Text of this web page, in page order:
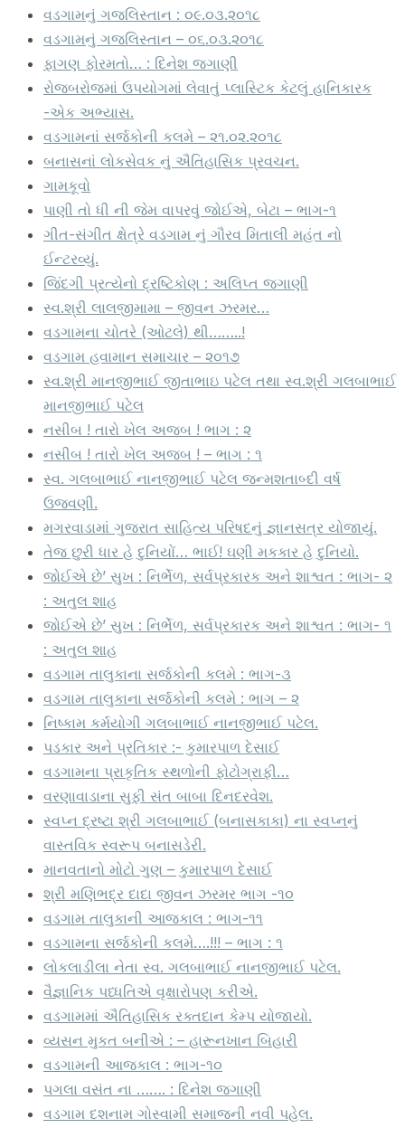
વડગામનું ગજલિસ્તાન : ૦૯.૦૩.૨૦૧૮
વડગામનું ગજલિસ્તાન – ૦૬.૦૩.૨૦૧૮
ફાગણ ફોરમતો… : દિનેશ જગાણી
રોજબરોજમાં ઉપયોગમાં લેવાતું પ્લાસ્ટિક કેટલું હાનિકારક
-એક અભ્યાસ.
વડગામનાં સર્જકોની કલમે – ૨૧.૦૨.૨૦૧૮
બનાસનાં લોકસેવક નું ઐતિહાસિક પ્રવચન.
ગામકૂવો
પાણી તો ધી ની જેમ વાપરવું જોઈએ, બેટા – ભાગ-૧
ગીત-સંગીત ક્ષેત્રે વડગામ નું ગૌરવ મિતાલી મહંત નો
ઈન્ટરવ્યું.
જિંદગી પ્રત્યેનો દ્રષ્ટિકોણ : અલિપ્ત જગાણી
સ્વ.શ્રી લાલજીમામા – જીવન ઝરમર…
વડગામના ચોતરે (ઓટલે) થી……..!
વડગામ હવામાન સમાચાર – ૨૦૧૭
સ્વ.શ્રી માનજીભાઈ જીતાભાઇ પટેલ તથા સ્વ.શ્રી ગલબાભાઈ
માનજીભાઈ પટેલ
નસીબ ! તારો ખેલ અજબ ! ભાગ : ૨
નસીબ ! તારો ખેલ અજબ ! – ભાગ : ૧
સ્વ. ગલબાભાઈ નાનજીભાઈ પટેલ જન્મશતાબ્દી વર્ષ
ઉજવણી.
મગરવાડામાં ગુજરાત સાહિત્ય પરિષદનું જ્ઞાનસત્ર યોજાયું.
તેજ છુરી ધાર હે દુનિયોં… ભાઈ! ઘણી મકકાર હે દુનિયો.
જોઈએ છે’ સુખ : નિર્ભેળ, સર્વપ્રકારક અને શાશ્વત : ભાગ- ૨
: અતુલ શાહ
જોઈએ છે’ સુખ : નિર્ભેળ, સર્વપ્રકારક અને શાશ્વત : ભાગ- ૧
: અતુલ શાહ
વડગામ તાલુકાના સર્જકોની કલમે : ભાગ-૩
વડગામ તાલુકાના સર્જકોની કલમે : ભાગ – ૨
નિષ્કામ કર્મયોગી ગલબાભાઈ નાનજીભાઈ પટેલ.
પડકાર અને પ્રતિકાર :- કુમારપાળ દેસાઈ
વડગામના પ્રાકૃતિક સ્થળોની ફોટોગ્રાફી…
વરણાવાડાના સુફી સંત બાબા દિનદરવેશ.
સ્વપ્ન દ્રષ્ટા શ્રી ગલબાભાઈ (બનાસકાકા) ના સ્વપ્નનું
વાસ્તવિક સ્વરૂપ બનાસડેરી.
માનવતાનો મોટો ગુણ – કુમારપાળ દેસાઈ
શ્રી મણિભદ્ર દાદા જીવન ઝરમર ભાગ -૧૦
વડગામ તાલુકાની આજકાલ : ભાગ-૧૧
વડગામના સર્જકોની કલમે….!!! – ભાગ : ૧
લોકલાડીલા નેતા સ્વ. ગલબાભાઈ નાનજીભાઈ પટેલ.
વૈજ્ઞાનિક પધ્ધતિએ વૃક્ષારોપણ કરીએ.
વડગામમાં ઐતિહાસિક રક્તદાન કેમ્પ યોજાયો.
વ્યસન મુકત બનીએ : – હારૂનખાન બિહારી
વડગામની આજકાલ : ભાગ-૧૦
પગલા વસંત ના ……. : દિનેશ જગાણી
વડગામ દશનામ ગોસ્વામી સમાજની નવી પહેલ.